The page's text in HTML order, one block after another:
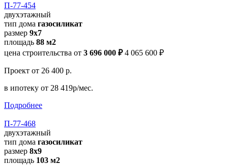
П-77-454
двухэтажный
тип дома газосиликат
размер 9х7
площадь 88 м2
цена строительства от 3 696 000 ₽ 4 065 600 ₽
Проект от 26 400 р.
в ипотеку от 28 419р/мес.
Подробнее
П-77-468
двухэтажный
тип дома газосиликат
размер 8х9
площадь 103 м2